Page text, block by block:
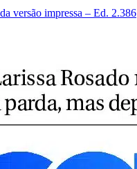
versão impressa – Ed. 2.386